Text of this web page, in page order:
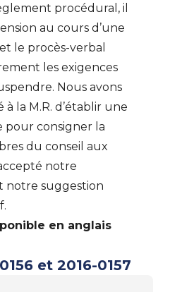
procédural, il
au cours d’une
le procès-verbal
les exigences
Nous avons
la M.R. d’établir une
consigner la
du conseil aux
notre
notre suggestion
en anglais
et 2016-0157